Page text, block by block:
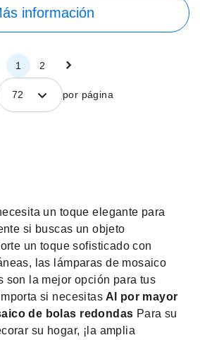
información
Página
Página
1 Página
2
72 por página
un toque elegante para
si buscas un objeto
un toque sofisticado con
las lámparas de mosaico
son la mejor opción para tus
si necesitas Al por mayor
de bolas redondas Para su
su hogar, ¡la amplia